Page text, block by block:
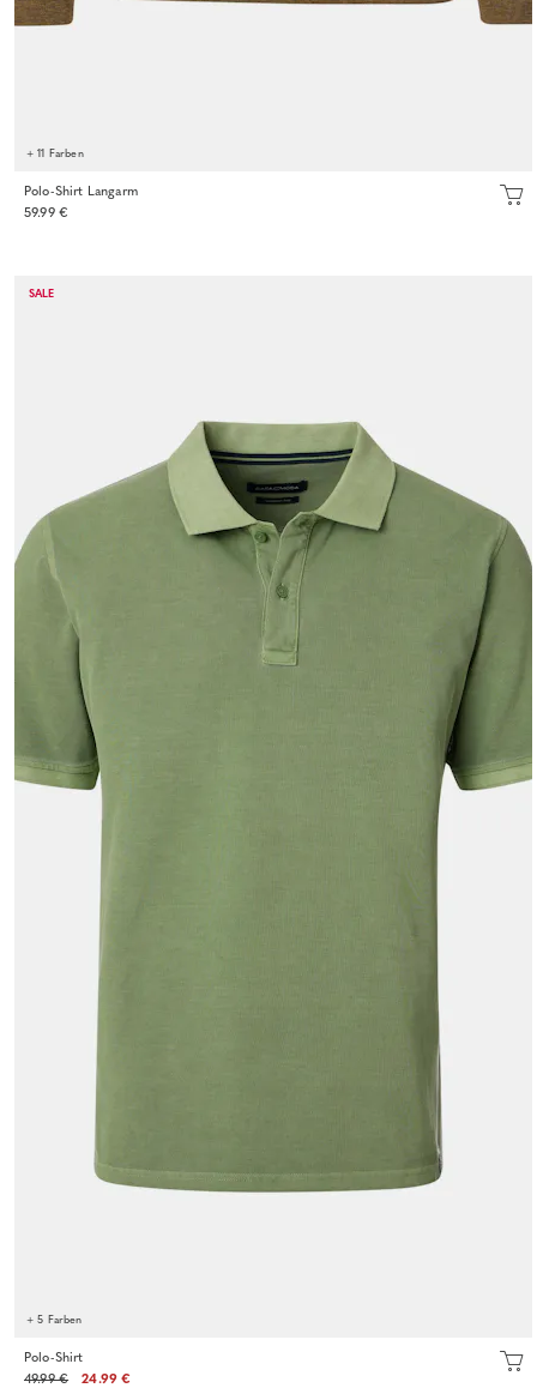
+ 11 Farben
Polo-Shirt Langarm
59.99 €
SALE
+ 5 Farben
Polo-Shirt
49.99 €
24.99 €